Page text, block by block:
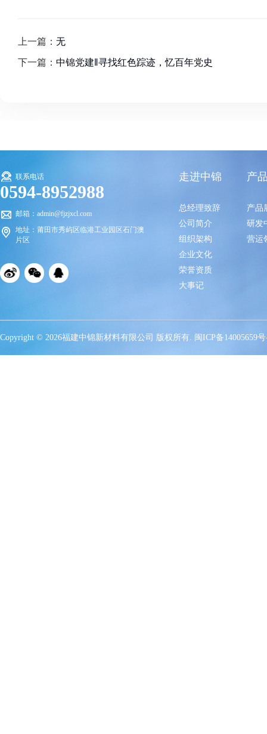
上一篇： 无
下一篇： 中锦党建‖寻找红色踪迹，忆百年党史
联系电话
0594-8952988
邮箱：admin@fjzjxcl.com
地址：莆田市秀屿区临港工业园区石门澳
片区
走进中锦
总经理致辞
公司简介
组织架构
企业文化
荣誉资质
大事记
产
产品
研发
营运
Copyright © 2026福建中锦新材料有限公司 版权所有. 闽ICP备14005659